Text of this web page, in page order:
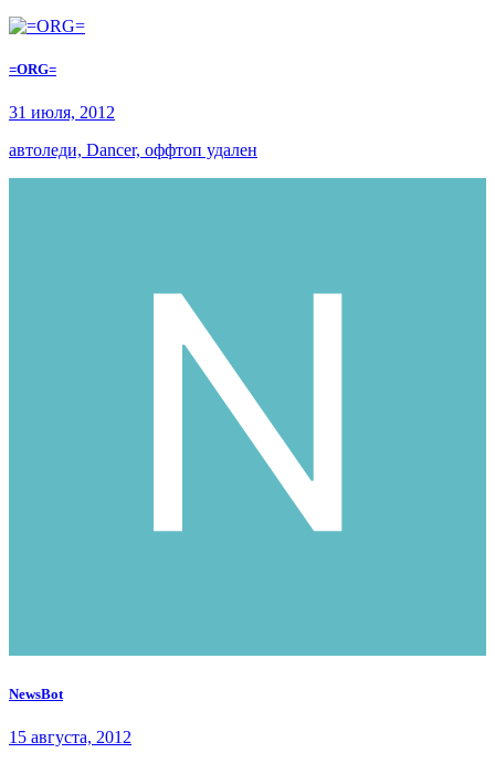
=ORG=
31 июля, 2012
автоледи, Dancer, оффтоп удален
NewsBot
15 августа, 2012